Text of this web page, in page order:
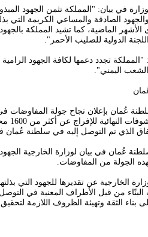
في بيان: "المملكة تثمن الجهود
والجهود الصادقة والمساعي الكريمة التي
الماضية، كما تشيد المملكة
الدولية للصليب الأحمر".
تجدد دعمها لكافة الجهود
اليمني".
عُمان بإعلان نجاح جولة المفاوضات في
الذي تم التوصل إليه في سلطنة عُمان في
عُمان في بيان لوزارة الخارجية الجهود
الجولة من المفاوضات.
الخارجية عن تقديرها للجهود التي
البنّاء من قبل الأطراف المعنية في
بناء الثقة وتهيئة الظروف اللازمة